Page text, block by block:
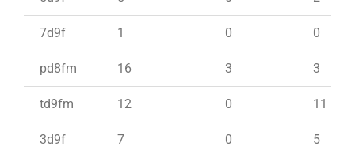
7d9f 1 0 0
pd8fm 16 3 3
td9fm 12 0 11
3d9f 7 0 5